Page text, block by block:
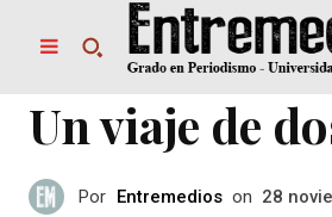
Un viaje de
Por Entremedios on 28